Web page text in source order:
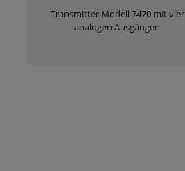
Transmitter Modell 7470 mit vier
analogen Ausgängen